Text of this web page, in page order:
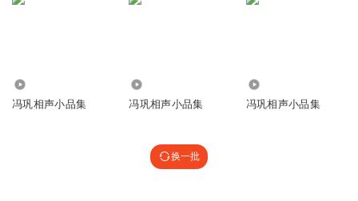
冯巩相声小品集 冯巩相声小品集 冯巩相声小品集
换一批